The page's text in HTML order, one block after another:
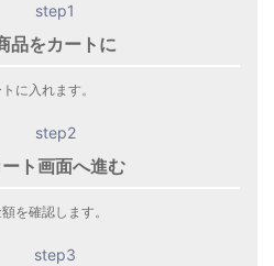
step1
品をカートに
に入れます。
step2
ート画面へ進む
を確認します。
step3